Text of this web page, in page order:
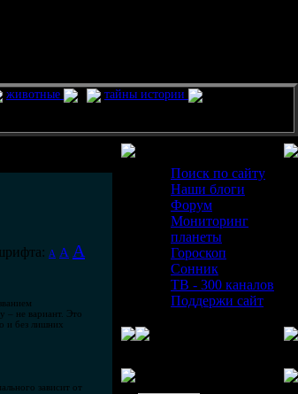
животные
тайны истории
A A A
– не вариант. Это
и без лишних
зависит от
Поиск по сайту
Наши блоги
Форум
Мониторинг
планеты
Гороскоп
Сонник
ТВ - 300 каналов
Поддержи сайт